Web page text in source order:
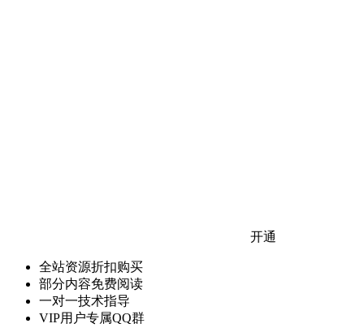
开通
全站资源折扣购买
部分内容免费阅读
一对一技术指导
VIP用户专属QQ群